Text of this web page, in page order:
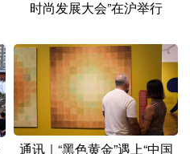
时尚发展大会”在沪举行
通讯｜“黑色黄金”遇上“中国